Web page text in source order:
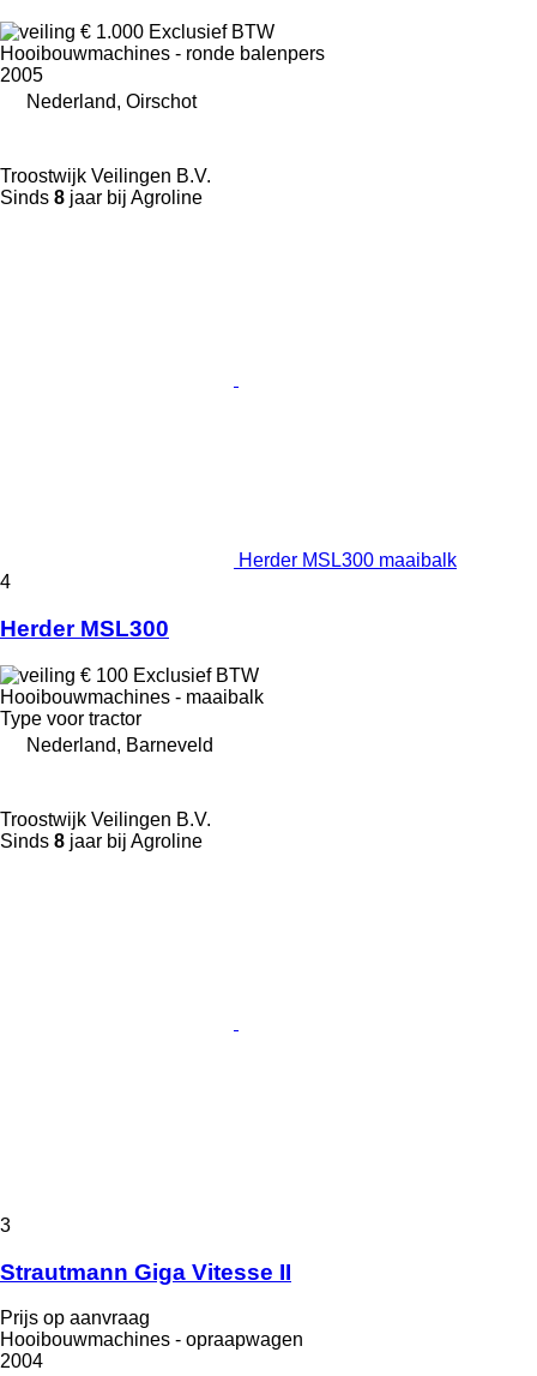
€ 1.000 Exclusief BTW
Hooibouwmachines - ronde balenpers
2005
Nederland, Oirschot
Troostwijk Veilingen B.V.
Sinds 8 jaar bij Agroline
Herder MSL300 maaibalk
4
Herder MSL300
€ 100 Exclusief BTW
Hooibouwmachines - maaibalk
Type voor tractor
Nederland, Barneveld
Troostwijk Veilingen B.V.
Sinds 8 jaar bij Agroline
3
Strautmann Giga Vitesse II
Prijs op aanvraag
Hooibouwmachines - opraapwagen
2004